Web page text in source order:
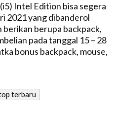
Intel Edition bisa segera
2021 yang dibanderol
berikan berupa backpack,
pada tanggal 15 – 28
bonus backpack, mouse,
terbaru